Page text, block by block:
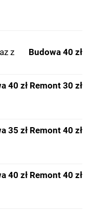
z
Budowa 40 zł
40 zł Remont 30 zł
35 zł Remont 40 zł
40 zł Remont 40 zł